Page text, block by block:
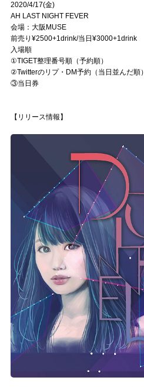
2020/4/17(金)
AH LAST NIGHT FEVER
会場：大阪MUSE
前売り¥2500+1drink/当日¥3000+1drink
入場順
①TIGET整理番号順（予約順）
②Twitterのリプ・DM予約（当日並んだ順）
③当日券
【リリース情報】